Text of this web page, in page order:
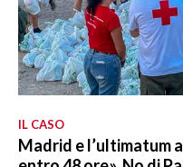
IL CASO
Madrid e l’ultimatum